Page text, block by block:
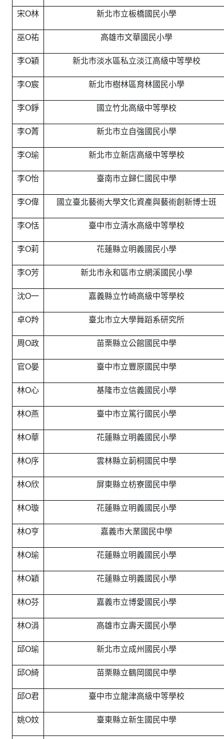
宋O林 新北市立板橋國民小學
巫O祐 高雄市文華國民小學
李O穎 新北市淡水區私立淡江高級中等學校
李O宸 新北市樹林區育林國民小學
李O錚 國立竹北高級中等學校
李O菁 新北市立自強國民小學
李O瑜 新北市立新店高級中等學校
李O怡 臺南市立歸仁國民中學
李O偉 國立臺北藝術大學文化資產與藝術創新博士班
李O恬 臺中市立清水高級中等學校
李O莉 花蓮縣立明義國民小學
李O芳 新北市永和區市立網溪國民小學
沈O一 嘉義縣立竹崎高級中等學校
卓O羚 臺北市立大學舞蹈系研究所
周O政 苗栗縣立公館國民中學
官O晏 臺中市立豐原國民中學
林O心 基隆市立信義國民小學
林O燕 臺中市立篤行國民小學
林O華 花蓮縣立明義國民小學
林O序 雲林縣立莿桐國民中學
林O欣 屏東縣立枋寮國民中學
林O璇 花蓮縣立明義國民小學
林O亨 嘉義市大業國民中學
林O瑜 花蓮縣立明義國民小學
林O穎 花蓮縣立明義國民小學
林O芬 嘉義市立博愛國民小學
林O涓 高雄市立壽天國民小學
邱O瑜 新北市立成州國民小學
邱O綺 苗栗縣立鶴岡國民中學
邱O君 臺中市立龍津高級中等學校
姚O妏 臺東縣立新生國民中學